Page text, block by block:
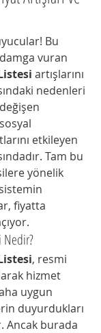
Bu
damga vuran
artışlarını
nedenleri
etkileyen
Tam bu
yönelik
fiyatta
Nedir?
, resmi
hizmet
uygun
duyurdukları
Ancak burada